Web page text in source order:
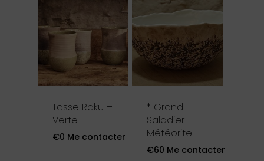
Tasse Raku –
Verte
€0 Me contacter
* Grand
Saladier
Météorite
€60 Me contacter